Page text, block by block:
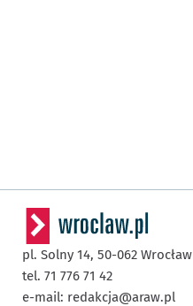
pl. Solny 14, 50-062 Wrocław
tel. 71 776 71 42
e-mail: redakcja@araw.pl